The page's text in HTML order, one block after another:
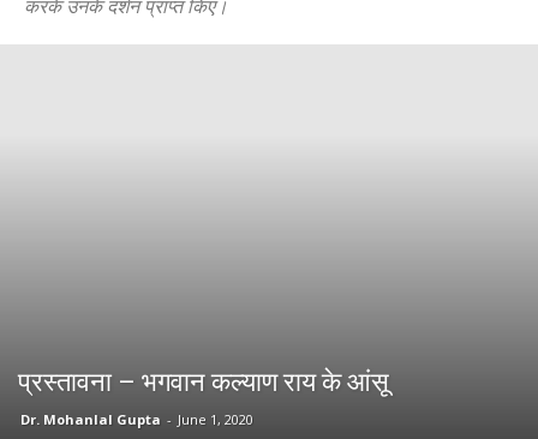
करके उनके दर्शन प्राप्त किए।
प्रस्तावना – भगवान कल्याण राय के आंसू
Dr. Mohanlal Gupta - June 1, 2020